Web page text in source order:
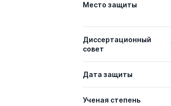
Место защиты
Диссертационный
совет
Дата защиты
Ученая степень